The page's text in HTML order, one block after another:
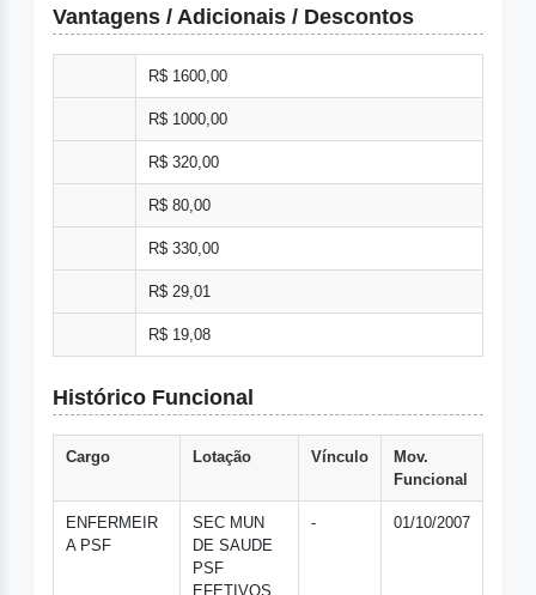
Vantagens / Adicionais / Descontos
R$ 1600,00
R$ 1000,00
R$ 320,00
R$ 80,00
R$ 330,00
R$ 29,01
R$ 19,08
Histórico Funcional
Cargo Lotação Vínculo
Mov.
Funcional
ENFERMEIR
A PSF
SEC MUN
DE SAUDE
PSF
EFETIVOS
- 01/10/2007